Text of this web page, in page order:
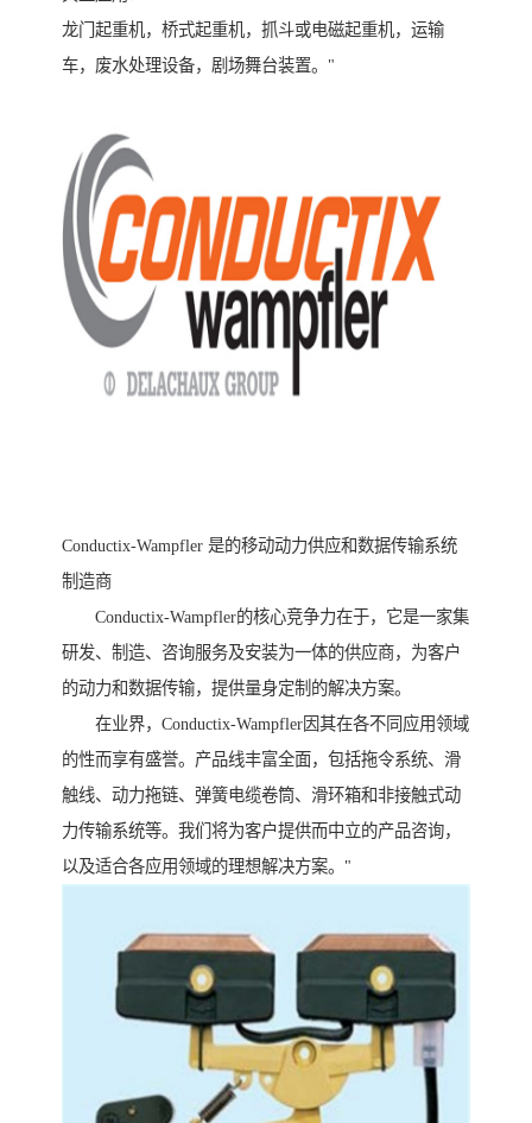
龙门起重机，桥式起重机，抓斗或电磁起重机，运输
车，废水处理设备，剧场舞台装置。"
Conductix-Wampfler 是的移动动力供应和数据传输系统
制造商
Conductix-Wampfler的核心竞争力在于，它是一家集
研发、制造、咨询服务及安装为一体的供应商，为客户
的动力和数据传输，提供量身定制的解决方案。
在业界，Conductix-Wampfler因其在各不同应用领域
的性而享有盛誉。产品线丰富全面，包括拖令系统、滑
触线、动力拖链、弹簧电缆卷筒、滑环箱和非接触式动
力传输系统等。我们将为客户提供而中立的产品咨询，
以及适合各应用领域的理想解决方案。"